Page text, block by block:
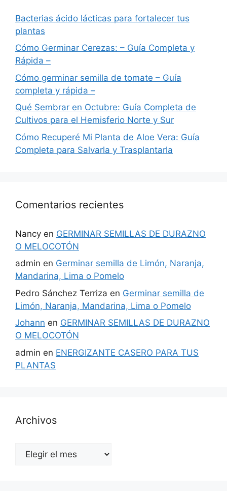
Bacterias ácido lácticas para fortalecer tus
plantas
Cómo Germinar Cerezas: – Guía Completa y
Rápida –
Cómo germinar semilla de tomate – Guía
completa y rápida –
Qué Sembrar en Octubre: Guía Completa de
Cultivos para el Hemisferio Norte y Sur
Cómo Recuperé Mi Planta de Aloe Vera: Guía
Completa para Salvarla y Trasplantarla
Comentarios recientes
Nancy en GERMINAR SEMILLAS DE DURAZNO
O MELOCOTÓN
admin en Germinar semilla de Limón, Naranja,
Mandarina, Lima o Pomelo
Pedro Sánchez Terriza en Germinar semilla de
Limón, Naranja, Mandarina, Lima o Pomelo
Johann en GERMINAR SEMILLAS DE DURAZNO
O MELOCOTÓN
admin en ENERGIZANTE CASERO PARA TUS
PLANTAS
Archivos
Archivos